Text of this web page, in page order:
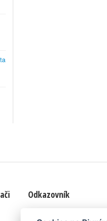
Odkazovník
Blog| Nápady & připomínky